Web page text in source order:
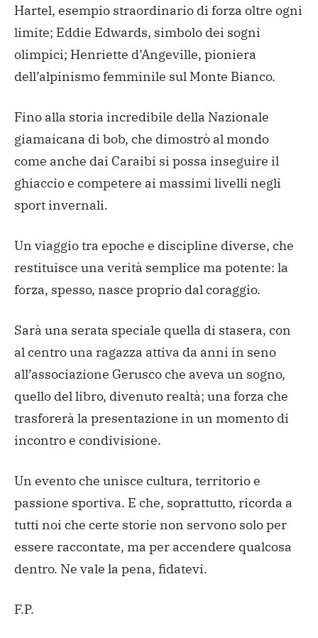
Hartel, esempio straordinario di forza oltre ogni
limite; Eddie Edwards, simbolo dei sogni
olimpici; Henriette d’Angeville, pioniera
dell’alpinismo femminile sul Monte Bianco.
Fino alla storia incredibile della Nazionale
giamaicana di bob, che dimostrò al mondo
come anche dai Caraibi si possa inseguire il
ghiaccio e competere ai massimi livelli negli
sport invernali.
Un viaggio tra epoche e discipline diverse, che
restituisce una verità semplice ma potente: la
forza, spesso, nasce proprio dal coraggio.
Sarà una serata speciale quella di stasera, con
al centro una ragazza attiva da anni in seno
all’associazione Gerusco che aveva un sogno,
quello del libro, divenuto realtà; una forza che
trasforerà la presentazione in un momento di
incontro e condivisione.
Un evento che unisce cultura, territorio e
passione sportiva. E che, soprattutto, ricorda a
tutti noi che certe storie non servono solo per
essere raccontate, ma per accendere qualcosa
dentro. Ne vale la pena, fidatevi.
F.P.